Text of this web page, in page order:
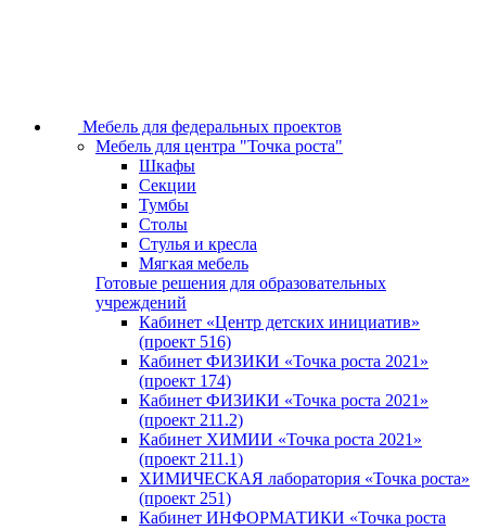
Мебель для федеральных проектов
Мебель для центра "Точка роста"
Шкафы
Секции
Тумбы
Столы
Стулья и кресла
Мягкая мебель
Готовые решения для образовательных
учреждений
Кабинет «Центр детских инициатив»
(проект 516)
Кабинет ФИЗИКИ «Точка роста 2021»
(проект 174)
Кабинет ФИЗИКИ «Точка роста 2021»
(проект 211.2)
Кабинет ХИМИИ «Точка роста 2021»
(проект 211.1)
ХИМИЧЕСКАЯ лаборатория «Точка роста»
(проект 251)
Кабинет ИНФОРМАТИКИ «Точка роста